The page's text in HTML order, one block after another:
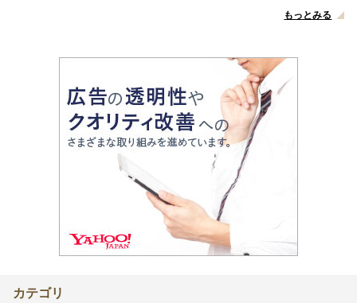
もっとみる
カテゴリ